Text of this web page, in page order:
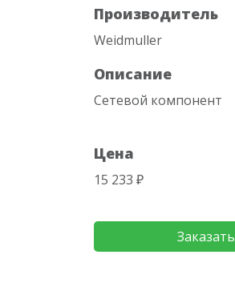
Производитель
Weidmuller
Описание
Сетевой компонент
Цена
15 233 ₽
Заказать